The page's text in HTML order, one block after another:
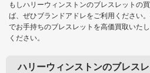
もしハリーウィンストンのブレスレットの
ば、ぜひブランドアドレをご利用ください
でお手持ちのブレスレットを高価買取いた
ください。
ハリーウィンストンのブレス